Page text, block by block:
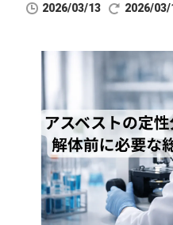
2026/03/13 2026/03/